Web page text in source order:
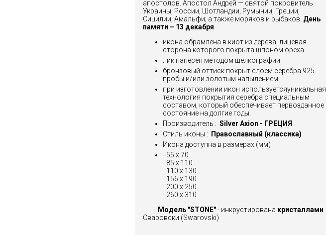
апостолов. Апостол Андрей — святой покровитель
Украины, России, Шотландии, Румынии, Греции,
Сицилии, Амальфи; а также моряков и рыбаков. День
памяти – 13 декабря
икона обрамлена в киот из дерева, лицевая
сторона которого покрыта шпоном ореха
лик нанесен методом шелкографии
бронзовый оттиск покрыт слоем серебра 925
пробы и/или золотым напылением.
при изготовлении икон используетсяуникальная
технология покрытия серебра специальным
составом, который обеспечивает первозданное
состояние на долгие годы.
Производитель : Silver Axion - ГРЕЦИЯ
Стиль иконы :
Православный (классика)
Икона доступна в размерах (мм) :
- 55 x 70
- 85 x 110
- 110 х 130
- 156 x 190
- 200 x 250
- 260 x 310
Модель "STONE"- инкрустирована кристаллами
Сваровски (Swarovski)